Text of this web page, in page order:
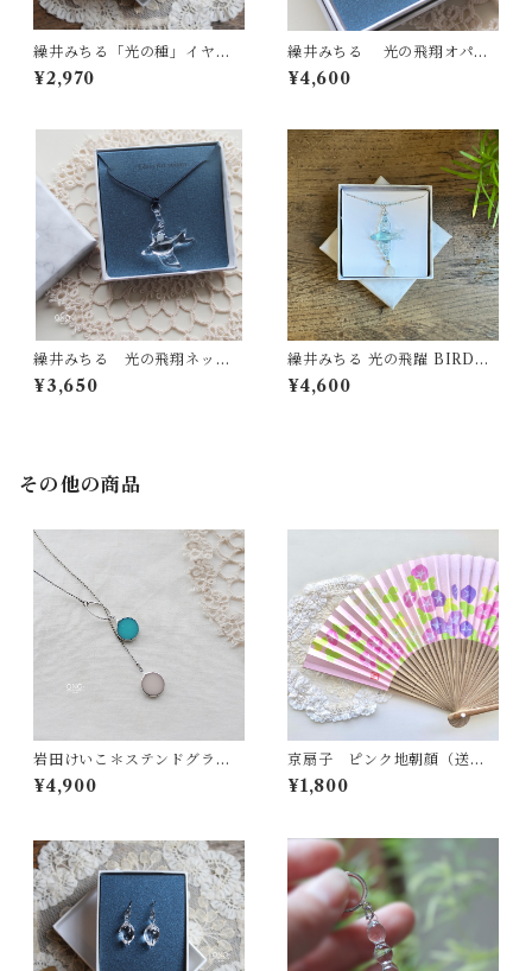
繰井みちる「光の種」イヤリ
ング
¥2,970
繰井みちる 光の飛翔オパー
ル プチネックレス
¥4,600
繰井みちる 光の飛翔ネック
レス クリア
¥3,650
繰井みちる 光の飛躍 BIRD&E
GGプチネックレス
¥4,600
その他の商品
岩田けいこ＊ステンドグラスL
oopチェーンネックレス - ピ
ンク＆ブルー -
¥4,900
京扇子 ピンク地朝顔（送料
無料）
¥1,800